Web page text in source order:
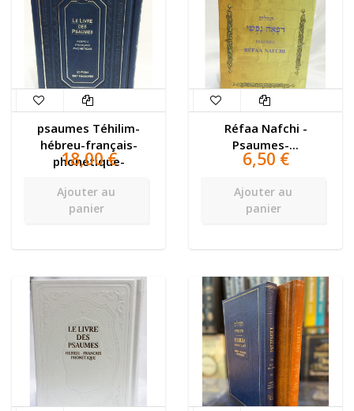
psaumes Téhilim-
hébreu-français-
phonétique-
18,00 €
Ajouter au
panier
Réfaa Nafchi -
Psaumes-...
6,50 €
Ajouter au
panier